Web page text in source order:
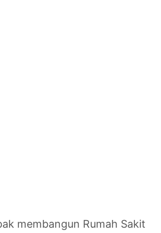
membangun Rumah Sakit